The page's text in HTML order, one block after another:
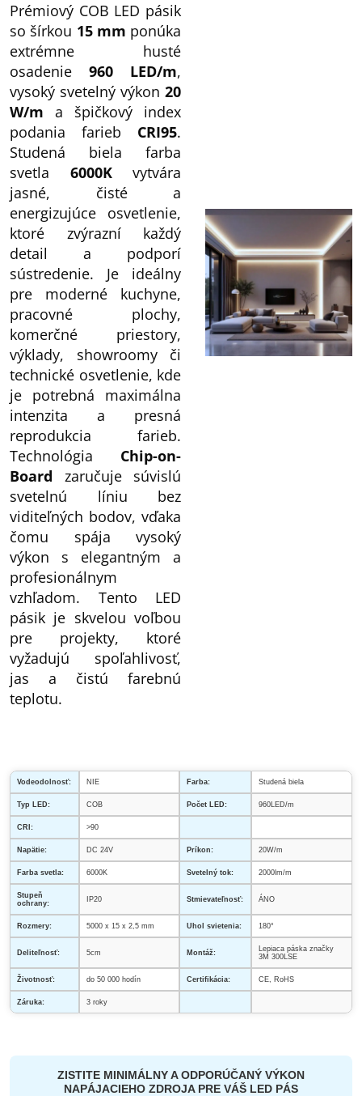
Prémiový COB LED pásik
so šírkou 15 mm ponúka
extrémne husté
osadenie 960 LED/m,
vysoký svetelný výkon 20
W/m a špičkový index
podania farieb CRI95.
Studená biela farba
svetla 6000Kvytvára
jasné, čisté a
energizujúce osvetlenie,
ktoré zvýrazní každý
detail a podporí
sústredenie. Je ideálny
pre moderné kuchyne,
pracovné plochy,
komerčné priestory,
výklady, showroomy či
technické osvetlenie, kde
je potrebná maximálna
intenzita a presná
reprodukcia farieb.
Technológia Chip-on-
Board zaručuje súvislú
svetelnú líniu bez
viditeľných bodov, vďaka
čomu spája vysoký
výkon s elegantným a
profesionálnym
vzhľadom. Tento LED
pásik je skvelou voľbou
pre projekty, ktoré
vyžadujú spoľahlivosť,
jas a čistú farebnú
teplotu.
Vodeodolnosť: NIE Farba: Studená biela
Typ LED: COB Počet LED: 960LED/m
CRI: >90
Napätie: DC 24V Príkon: 20W/m
Farba svetla: 6000K Svetelný tok: 2000lm/m
Stupeň
ochrany:
IP20 Stmievateľnosť: ÁNO
Rozmery: 5000 x 15 x 2,5 mm Uhol svietenia: 180°
Deliteľnosť: 5cm Montáž:
Lepiaca páska značky
3M 300LSE
Životnosť: do 50 000 hodín Certifikácia: CE, RoHS
Záruka: 3 roky
ZISTITE MINIMÁLNY A ODPORÚČANÝ VÝKON
NAPÁJACIEHO ZDROJA PRE VÁŠ LED PÁS